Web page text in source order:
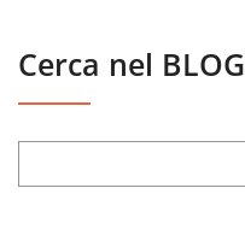
Cerca nel BLOG